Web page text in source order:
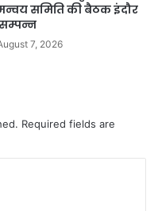
समिति की बैठक इंदौर
7, 2026
Required fields are